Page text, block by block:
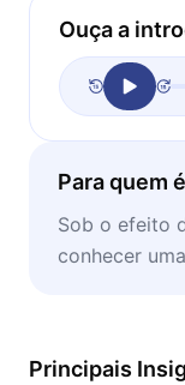
Ouça a
Para quem é
Sob o efeito
conhecer
Principais